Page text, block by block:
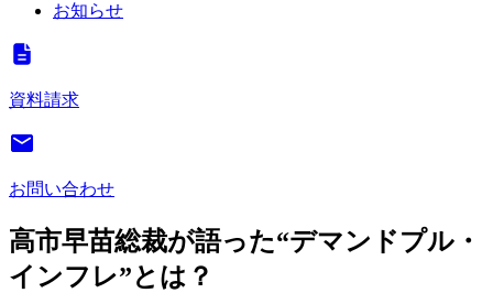
お知らせ
資料請求
お問い合わせ
高市早苗総裁が語った“デマンドプル・
インフレ”とは？